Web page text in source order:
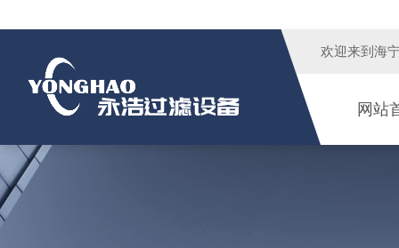
欢迎来到 海
网站